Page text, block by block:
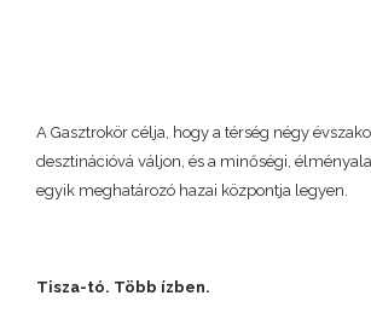
A Gasztrokör célja, hogy a térség négy
desztinációvá váljon, és a minőségi,
egyik meghatározó hazai központja legyen.
Tisza-tó. Több ízben.